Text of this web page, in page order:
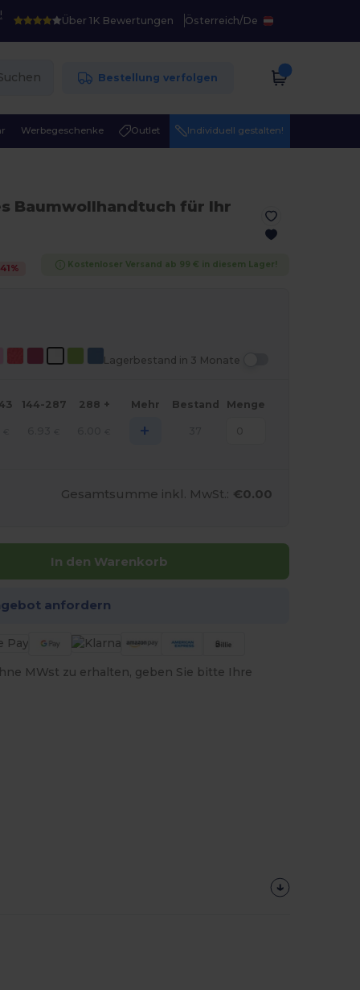
Über 1K Bewertungen Österreich/De
Bestellung verfolgen
Werbegeschenke Outlet Individuell gestalten!
Baumwollhandtuch für Ihr
41% Kostenloser Versand ab 99 € in diesem Lager!
Lagerbestand in 3 Monate
144-287 288 + Mehr Bestand Menge
+
Gesamtsumme inkl. MwSt.: €0.00
In den Warenkorb
anfordern
MWst zu erhalten, geben Sie bitte Ihre